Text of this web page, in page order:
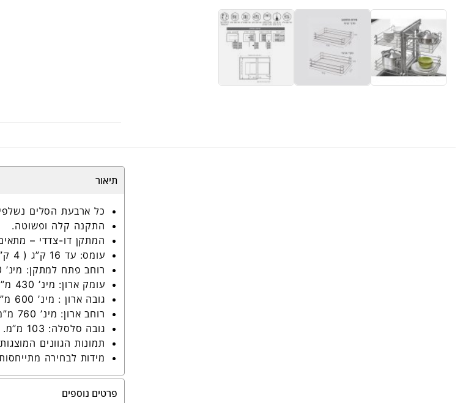
תיאור
כל ארבעת הסלים
התקנה קלה ופשוטה.
המתקן דו-צדדי –
עומס: עד 16 ק”ג ( 4 ק”ג ) למגש.
רוחב פתח למתקן: מינ’ 430 מ”מ.
עומק ארון: מינ’ 430 מ”מ.
גובה ארון : מינ’ 600 מ”מ.
רוחב ארון: מינ’ 760 מ”מ.
גובה סלסלה: 103 מ”מ.
תמונות הגוונים
מידות לבחירה
פרטים נוספים